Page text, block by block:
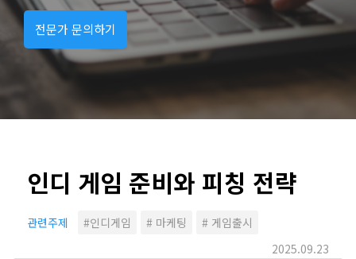
전문가 문의하기
인디 게임 준비와 피칭 전략
관련주제 #인디게임 # 마케팅
# 게임출시
2025.09.23